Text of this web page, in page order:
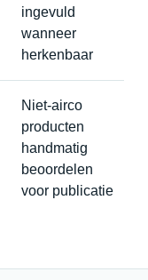
ingevuld
wanneer
herkenbaar
Niet-airco
producten
handmatig
beoordelen
voor publicatie